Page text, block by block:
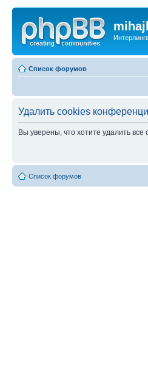
Список форумов
Удалить cookies
Вы уверены, что хотите удалить
Список форумов